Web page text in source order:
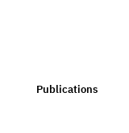
Publications